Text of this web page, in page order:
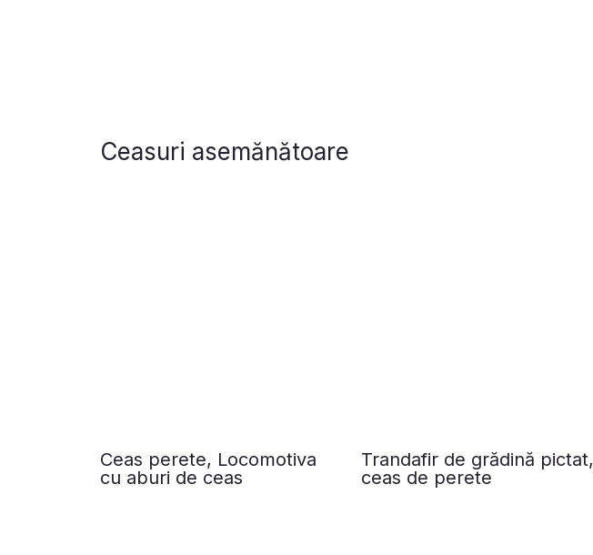
Ceasuri asemănătoare
Ceas perete, Locomotiva
cu aburi de ceas
Trandafir de grădină pictat,
ceas de perete